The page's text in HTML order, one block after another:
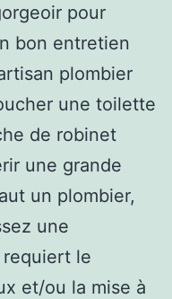
pour
bon entretien
plombier
une toilette
de robinet
une grande
un plombier,
une
le
et/ou la mise à